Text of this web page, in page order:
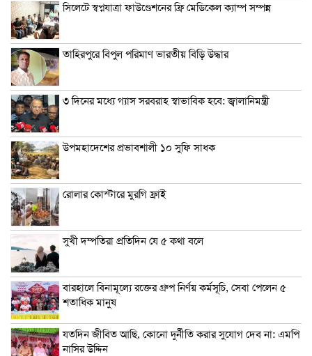
সিলেটে স্বপ্নযাত্রা ফাউণ্ডেশনের ফ্রি মেডিকেল ক্যাম্প সম্পন্ন
তাহিরপুরে বিপুল পরিমাণ ভারতীয় বিড়ি উদ্ধার
৩ দিনের মধ্যে গ্যাস সরবরাহ স্বাভাবিক হবে: জ্বালানিমন্ত্রী
উপমহাদেশের প্রভাবশালী ১০ সুফি সাধক
রোলার কোস্টারে মুরগি ফ্রাই
সুখী দম্পতিরা প্রতিদিন যে ৫ কথা বলে
বারহালে বিনামূল্যে রক্তের গ্রুপ নির্ণয় কর্মসূচি, সেবা পেলেন ৫
শতাধিক মানুষ
যতদিন জীবিত আছি, কোনো দুর্নীতি করার সুযোগ দেব না: এমপি
নাসির উদ্দিন